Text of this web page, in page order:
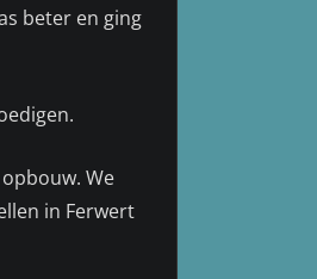
beter en ging
We
in Ferwert